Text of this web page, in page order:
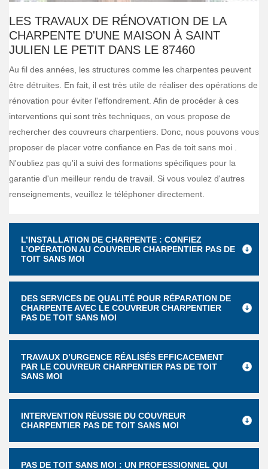
LES TRAVAUX DE RÉNOVATION DE LA
CHARPENTE D'UNE MAISON À SAINT
JULIEN LE PETIT DANS LE 87460
Au fil des années, les structures comme les charpentes peuvent
être détruites. En fait, il est très utile de réaliser des opérations de
rénovation pour éviter l'effondrement. Afin de procéder à ces
interventions qui sont très techniques, on vous propose de
rechercher des couvreurs charpentiers. Donc, nous pouvons vous
proposer de placer votre confiance en Pas de toit sans moi .
N'oubliez pas qu'il a suivi des formations spécifiques pour la
garantie d'un meilleur rendu de travail. Si vous voulez d'autres
renseignements, veuillez le téléphoner directement.
L’INSTALLATION DE CHARPENTE : CONFIEZ
L’OPÉRATION AU COUVREUR CHARPENTIER PAS DE
TOIT SANS MOI
DES SERVICES DE QUALITÉ POUR RÉPARATION DE
CHARPENTE AVEC LE COUVREUR CHARPENTIER
PAS DE TOIT SANS MOI
TRAVAUX D’URGENCE RÉALISÉS EFFICACEMENT
PAR LE COUVREUR CHARPENTIER PAS DE TOIT
SANS MOI
INTERVENTION RÉUSSIE DU COUVREUR
CHARPENTIER PAS DE TOIT SANS MOI
PAS DE TOIT SANS MOI : UN PROFESSIONNEL QUI